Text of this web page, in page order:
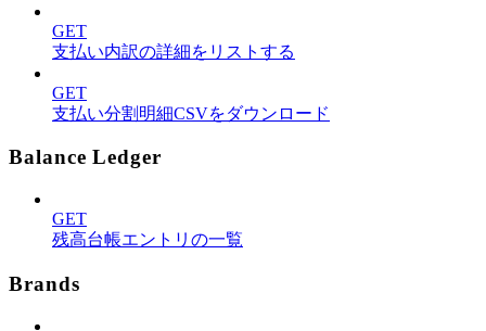
GET
支払い内訳の詳細をリストする
GET
支払い分割明細CSVをダウンロード
Balance Ledger
GET
残高台帳エントリの一覧
Brands